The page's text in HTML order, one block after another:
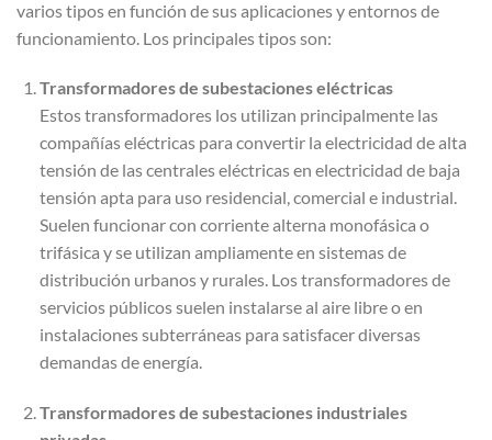
varios tipos en función de sus aplicaciones y entornos de
funcionamiento. Los principales tipos son:
Transformadores de subestaciones eléctricas
Estos transformadores los utilizan principalmente las
compañías eléctricas para convertir la electricidad de alta
tensión de las centrales eléctricas en electricidad de baja
tensión apta para uso residencial, comercial e industrial.
Suelen funcionar con corriente alterna monofásica o
trifásica y se utilizan ampliamente en sistemas de
distribución urbanos y rurales. Los transformadores de
servicios públicos suelen instalarse al aire libre o en
instalaciones subterráneas para satisfacer diversas
demandas de energía.
Transformadores de subestaciones industriales